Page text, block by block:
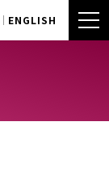
ENGLISH